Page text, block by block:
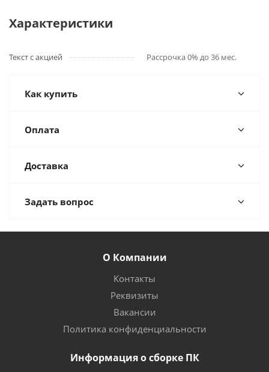
Характеристики
Текст с акцией Рассрочка 0% до 36 мес.
Как купить
Оплата
Доставка
Задать вопрос
О Компании
Контакты
Реквизиты
Вакансии
Политика конфиденциальности
Информация о сборке ПК